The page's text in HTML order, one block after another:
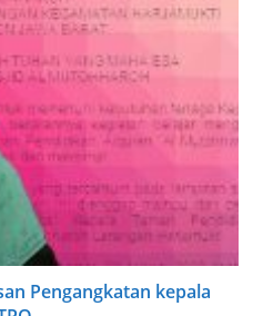
Pengangkatan kepala